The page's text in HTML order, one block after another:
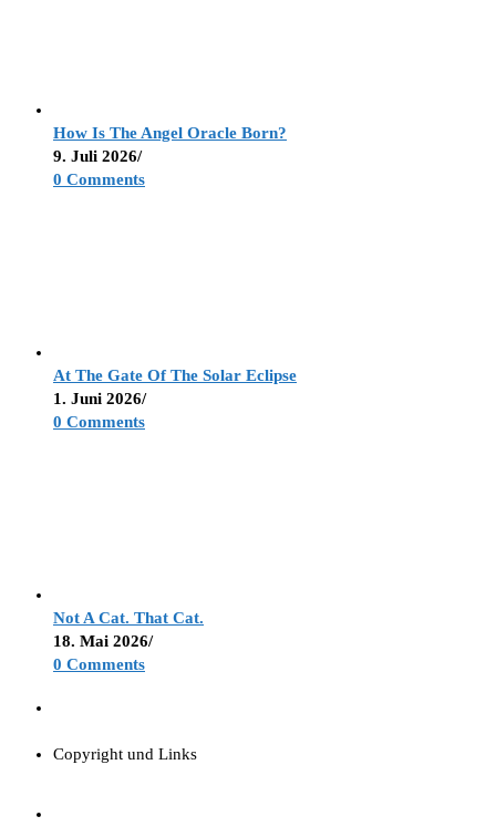
How Is The Angel Oracle Born?
9. Juli 2026/
0 Comments
At The Gate Of The Solar Eclipse
1. Juni 2026/
0 Comments
Not A Cat. That Cat.
18. Mai 2026/
0 Comments
Copyright und Links